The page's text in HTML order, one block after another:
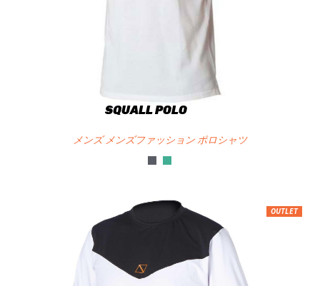
SQUALL POLO
メンズ メンズファッション ポロシャツ
OUTLET